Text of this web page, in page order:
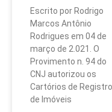
Escrito por Rodrigo
Marcos Antônio
Rodrigues em 04 de
março de 2.021. O
Provimento n. 94 do
CNJ autorizou os
Cartórios de Registro
de Imóveis